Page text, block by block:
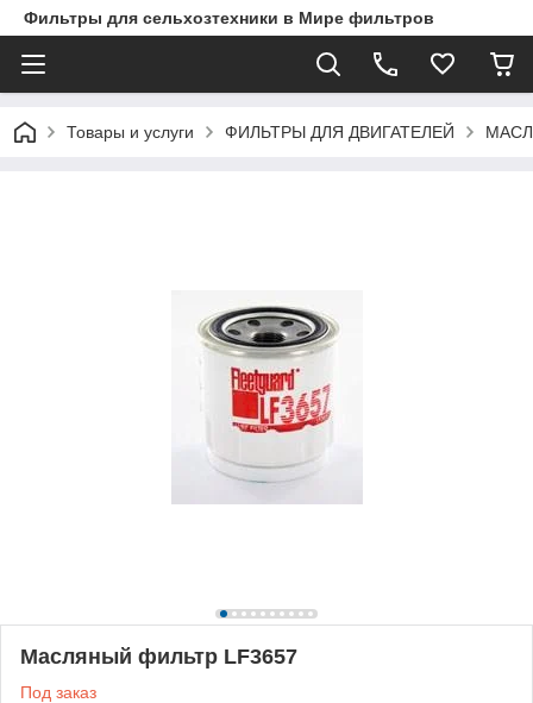
Фильтры для сельхозтехники в Мире фильтров
Товары и услуги ФИЛЬТРЫ ДЛЯ ДВИГАТЕЛЕЙ
Масляный фильтр LF3657
Под заказ